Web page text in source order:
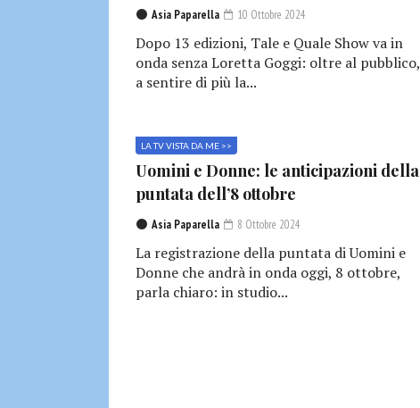
Asia Paparella 10 Ottobre 2024
Dopo 13 edizioni, Tale e Quale Show va in
onda senza Loretta Goggi: oltre al pubblico,
a sentire di più la...
LA TV VISTA DA ME >>
Uomini e Donne: le anticipazioni della
puntata dell’8 ottobre
Asia Paparella 8 Ottobre 2024
La registrazione della puntata di Uomini e
Donne che andrà in onda oggi, 8 ottobre,
parla chiaro: in studio...